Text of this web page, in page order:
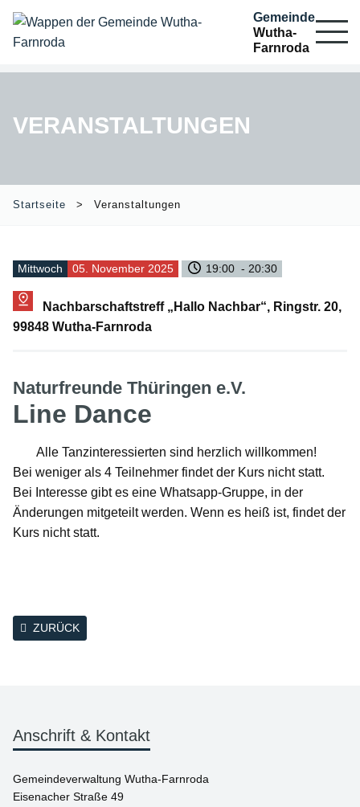
Gemeinde
Wutha-
Farnroda
VERANSTALTUNGEN
Startseite Veranstaltungen
Mittwoch 05. November 2025 19:00 - 20:30
Nachbarschaftstreff „Hallo Nachbar“, Ringstr. 20,
99848 Wutha-Farnroda
Naturfreunde Thüringen e.V.
Line Dance
Alle Tanzinteressierten sind herzlich willkommen!
Bei weniger als 4 Teilnehmer findet der Kurs nicht statt.
Bei Interesse gibt es eine Whatsapp-Gruppe, in der
Änderungen mitgeteilt werden. Wenn es heiß ist, findet der
Kurs nicht statt.
ZURÜCK
Anschrift & Kontakt
Gemeindeverwaltung Wutha-Farnroda
Eisenacher Straße 49